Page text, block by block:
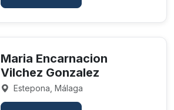
Maria Encarnacion
Vilchez Gonzalez
Estepona, Málaga